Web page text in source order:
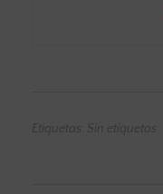
Etiquetas: Sin etiquetas